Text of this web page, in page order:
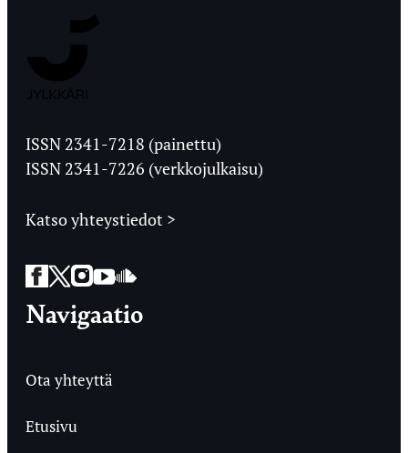
Ylioppilaslehti
ISSN 2341-7218 (painettu)
ISSN 2341-7226 (verkkojulkaisu)
Katso yhteystiedot >
Facebook
Twitter
Instagram
YouTube
SoundCloud
Navigaatio
Ota yhteyttä
Etusivu